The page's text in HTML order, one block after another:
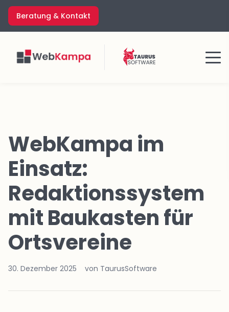
Zum
Inhalt
springen
Beratung & Kontakt
Menü
WebKampa im
Einsatz:
Redaktionssystem
mit Baukasten für
Ortsvereine
30. Dezember 2025 von TaurusSoftware